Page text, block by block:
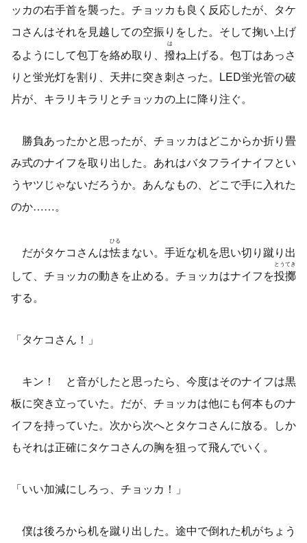
ッカの右手首を襲った。チョッカも良く反応したが、タケ
コさんはそれを見越しての空振りをした。そして掬い上げ
るようにして包丁を絡め取り、 撥
は
ね上げる。包丁はあっさ
りと蛍光灯を割り、天井に突き刺さった。LED蛍光管の破
片が、キラリキラリとチョッカの上に降り注ぐ。
勝負あったかと思ったが、チョッカはどこからか折り畳
み式のナイフを取り出した。あれはバタフライナイフとい
うヤツじゃないだろうか。あんなもの、どこで手に入れた
のか……。
だがタケコさんは怯
ひる
まない。手近な机を思い切り蹴り出
して、チョッカの動きを止める。チョッカはナイフを投擲
とうてき
する。
「タケコさん！」
キン！ と音がしたと思ったら、今度はそのナイフは黒
板に突き立っていた。だが、チョッカは他にも何本ものナ
イフを持っていた。次から次へとタケコさんに放る。しか
もそれは正確にタケコさんの胸を狙って飛んでいく。
「いい加減にしろっ、チョッカ！」
僕は後ろから机を蹴り出した。途中で倒れた机がちょう